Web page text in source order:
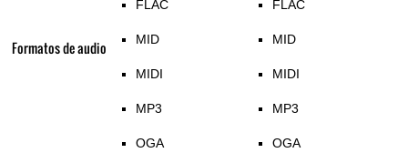
Formatos de audio
FLAC
MID
MIDI
MP3
OGA
FLAC
MID
MIDI
MP3
OGA